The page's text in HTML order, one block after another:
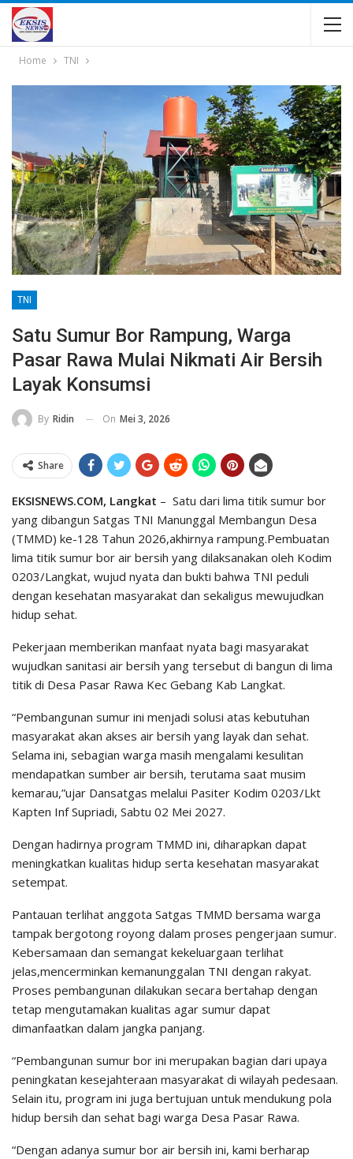
Home TNI
TNI
Satu Sumur Bor Rampung, Warga
Pasar Rawa Mulai Nikmati Air Bersih
Layak Konsumsi
By Ridin On Mei 3, 2026
Share
EKSISNEWS.COM, Langkat – Satu dari lima titik sumur bor
yang dibangun Satgas TNI Manunggal Membangun Desa
(TMMD) ke-128 Tahun 2026,akhirnya rampung.Pembuatan
lima titik sumur bor air bersih yang dilaksanakan oleh Kodim
0203/Langkat, wujud nyata dan bukti bahwa TNI peduli
dengan kesehatan masyarakat dan sekaligus mewujudkan
hidup sehat.
Pekerjaan memberikan manfaat nyata bagi masyarakat
wujudkan sanitasi air bersih yang tersebut di bangun di lima
titik di Desa Pasar Rawa Kec Gebang Kab Langkat.
“Pembangunan sumur ini menjadi solusi atas kebutuhan
masyarakat akan akses air bersih yang layak dan sehat.
Selama ini, sebagian warga masih mengalami kesulitan
mendapatkan sumber air bersih, terutama saat musim
kemarau,”ujar Dansatgas melalui Pasiter Kodim 0203/Lkt
Kapten Inf Supriadi, Sabtu 02 Mei 2027.
Dengan hadirnya program TMMD ini, diharapkan dapat
meningkatkan kualitas hidup serta kesehatan masyarakat
setempat.
Pantauan terlihat anggota Satgas TMMD bersama warga
tampak bergotong royong dalam proses pengerjaan sumur.
Kebersamaan dan semangat kekeluargaan terlihat
jelas,mencerminkan kemanunggalan TNI dengan rakyat.
Proses pembangunan dilakukan secara bertahap dengan
tetap mengutamakan kualitas agar sumur dapat
dimanfaatkan dalam jangka panjang.
“Pembangunan sumur bor ini merupakan bagian dari upaya
peningkatan kesejahteraan masyarakat di wilayah pedesaan.
Selain itu, program ini juga bertujuan untuk mendukung pola
hidup bersih dan sehat bagi warga Desa Pasar Rawa.
“Dengan adanya sumur bor air bersih ini, kami berharap